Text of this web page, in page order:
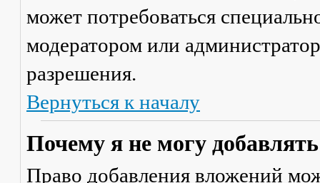
может потребоваться
модератором или
разрешения.
Вернуться к началу
Почему я не могу
Право добавления вложений